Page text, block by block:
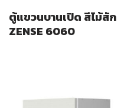
ตู้แขวนบานเปิด สีไม้สัก
ZENSE 6060